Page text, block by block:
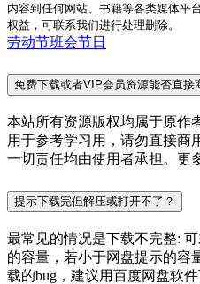
内容到任何网站、书籍等各类媒体平
权益，可联系我们进行处理删除。
劳动节班会节日
免费下载或者VIP会员资源能否直接
本站所有资源版权均属于原作
用于参考学习用，请勿直接商
一切责任均由使用者承担。更
提示下载完但解压或打开不了？
最常见的情况是下载不完整:
的容量，若小于网盘提示的容
载的bug，建议用百度网盘软